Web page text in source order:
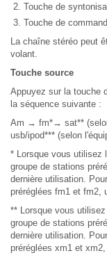
Touche de
Touche de
La chaîne stéréo peut
volant.
Touche source
Appuyez sur la touche
la séquence suivante :
Am → fm*→ sat**
usb/ipod*** (selon
* Lorsque vous utilisez
groupe de stations
dernière utilisation.
préréglées fm1 et fm2,
** Lorsque vous
groupe de stations
dernière utilisation.
préréglées xm1 et